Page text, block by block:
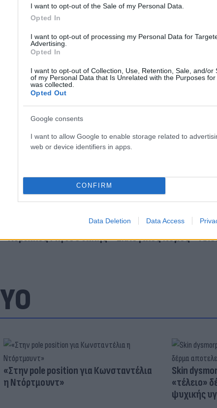
I want to opt-out of the Sale of my Personal Data.
Opted In
I want to opt-out of processing my Personal Data for
Advertising.
Opted In
I want to opt-out of Collection, Use, Retention, Sale, and/or
of my Personal Data that Is Unrelated with the Purposes
was collected.
Opted Out
Google consents
I want to allow Google to enable storage related to
web or device identifiers in apps.
CONFIRM
Data Deletion Data Access
δες περισσότεροFlash.grστην αναζήτηση τηςGoogle
για τον εκλογικό νόμο – Βλέπουν
Κυριάκος Μητσοτάκης Εκλογικός Νόμος
«Στην pole position για Κωνσταντέλια
η Ντόρτμουντ»
Skin
«τέλειο»
ψυχικής